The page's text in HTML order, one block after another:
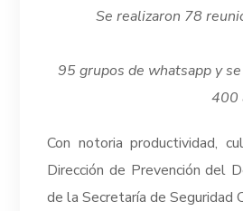
Se realizaron 78
95 grupos de whatsapp y
400
Con notoria productividad,
Dirección de Prevención del
de la Secretaría de Seguridad